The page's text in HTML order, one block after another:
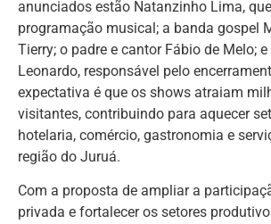
anunciados estão Natanzinho Lima,
programação musical; a banda gospel
Tierry; o padre e cantor Fábio de Melo;
Leonardo, responsável pelo
expectativa é que os shows atraiam
visitantes, contribuindo para aquecer
hotelaria, comércio, gastronomia e
região do Juruá.
Com a proposta de ampliar a
privada e fortalecer os setores